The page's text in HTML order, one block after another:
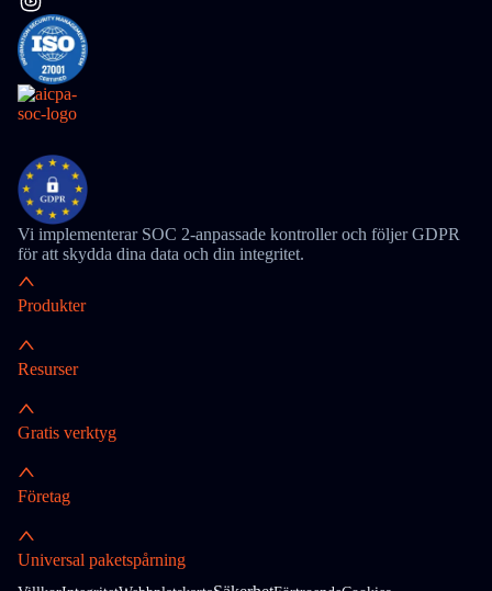
Vi implementerar SOC 2-anpassade kontroller och följer GDPR
för att skydda dina data och din integritet.
Produkter
Resurser
Gratis verktyg
Företag
Universal paketspårning